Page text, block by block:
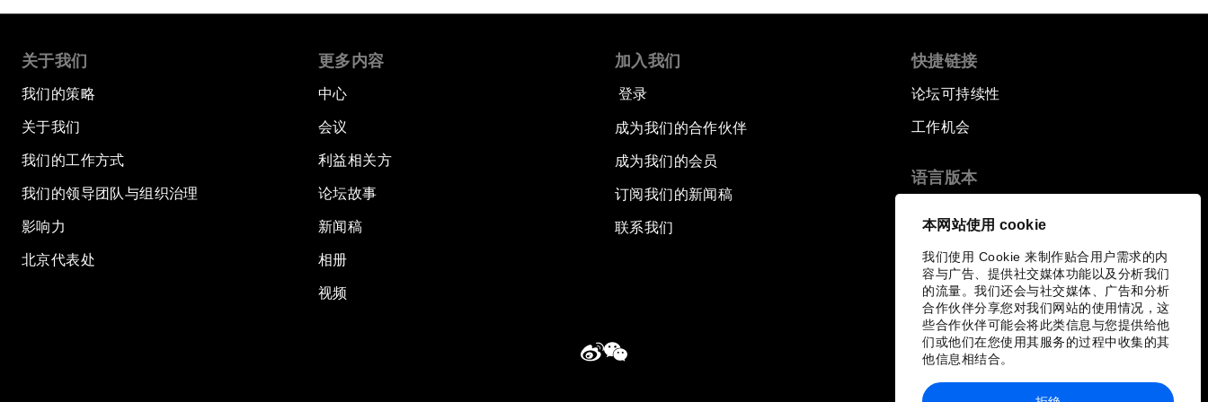
本网站使用 cookie
我们使用 Cookie 来制作贴合用户需求的内
容与广告、提供社交媒体功能以及分析我们
的流量。我们还会与社交媒体、广告和分析
合作伙伴分享您对我们网站的使用情况，这
些合作伙伴可能会将此类信息与您提供给他
们或他们在您使用其服务的过程中收集的其
他信息相结合。
关于我们
我们的策略
关于我们
我们的工作方式
我们的领导团队与组织治理
影响力
北京代表处
更多内容
中心
会议
利益相关方
论坛故事
新闻稿
相册
视频
加入我们
登录
成为我们的合作伙伴
成为我们的会员
订阅我们的新闻稿
联系我们
快捷链接
论坛可持续性
工作机会
语言版本